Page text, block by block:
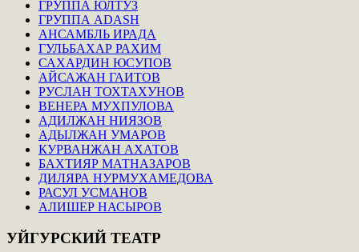
ГРУППА ЮЛТУЗ
ГРУППА ADASH
АНСАМБЛЬ ИРАДА
ГУЛЬБАХАР РАХИМ
САХАРДИН ЮСУПОВ
АЙСАЖАН ГАИТОВ
РУСЛАН ТОХТАХУНОВ
ВЕНЕРА МУХПУЛОВА
АДИЛЖАН НИЯЗОВ
АДЫЛЖАН УМАРОВ
КУРВАНЖАН АХАТОВ
БАХТИЯР МАТНАЗАРОВ
ДИЛЯРА НУРМУХАМЕДОВА
РАСУЛ УСМАНОВ
АЛИШЕР НАСЫРОВ
УЙГУРСКИЙ ТЕАТР